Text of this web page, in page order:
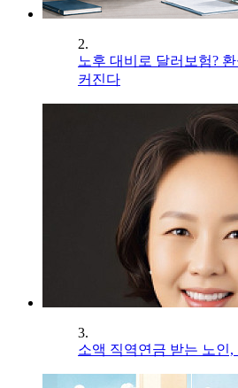
2.
노후 대비로 달러보험?
커진다
3.
소액 직역연금 받는 노인